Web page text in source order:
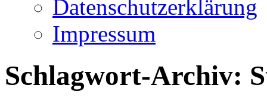
Datenschutzerklärung
Impressum
Schlagwort-Archiv: